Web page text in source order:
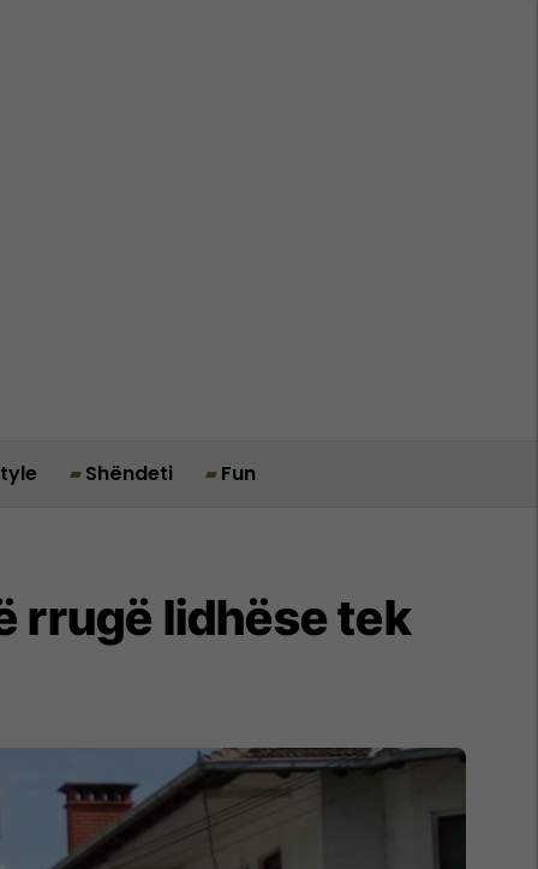
Shëndeti Fun
rrugë lidhëse tek